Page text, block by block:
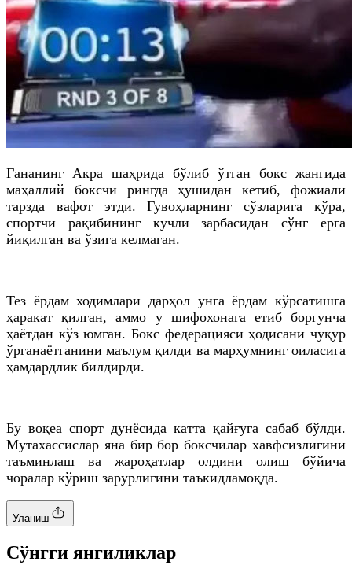
Гананинг Акра шаҳрида бўлиб ўтган бокс жангида
маҳаллий боксчи рингда ҳушидан кетиб, фожиали
тарзда вафот этди. Гувоҳларнинг сўзларига кўра,
спортчи рақибининг кучли зарбасидан сўнг ерга
йиқилган ва ўзига келмаган.
Тез ёрдам ходимлари дарҳол унга ёрдам кўрсатишга
ҳаракат қилган, аммо у шифохонага етиб боргунча
ҳаётдан кўз юмган. Бокс федерацияси ҳодисани чуқур
ўрганаётганини маълум қилди ва марҳумнинг оиласига
ҳамдардлик билдирди.
Бу воқеа спорт дунёсида катта қайғуга сабаб бўлди.
Мутахассислар яна бир бор боксчилар хавфсизлигини
таъминлаш ва жароҳатлар олдини олиш бўйича
чоралар кўриш зарурлигини таъкидламоқда.
Уланиш
Cўнгги янгиликлар